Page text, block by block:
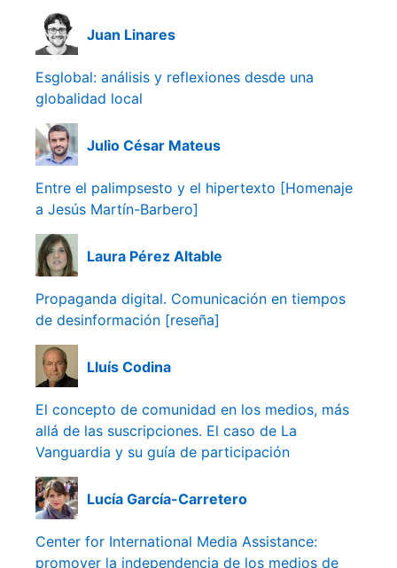
Juan Linares
Esglobal: análisis y reflexiones desde una
globalidad local
Julio César Mateus
Entre el palimpsesto y el hipertexto [Homenaje
a Jesús Martín-Barbero]
Laura Pérez Altable
Propaganda digital. Comunicación en tiempos
de desinformación [reseña]
Lluís Codina
El concepto de comunidad en los medios, más
allá de las suscripciones. El caso de La
Vanguardia y su guía de participación
Lucía García-Carretero
Center for International Media Assistance:
promover la independencia de los medios de